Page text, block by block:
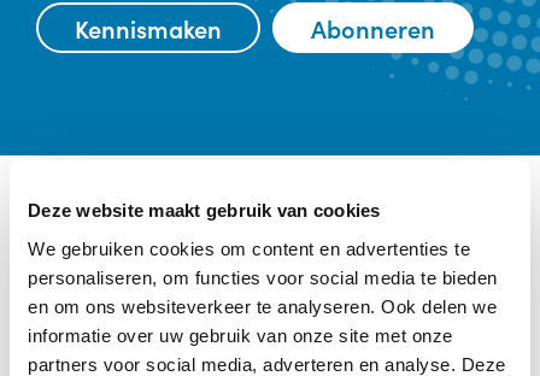
Deze website maakt gebruik van cookies
We gebruiken cookies om content en advertenties te
personaliseren, om functies voor social media te bieden
en om ons websiteverkeer te analyseren. Ook delen we
informatie over uw gebruik van onze site met onze
partners voor social media, adverteren en analyse. Deze
Kennismaken Abonneren
Ander interessant nieuws
Categorie:Baby, Onderzoek